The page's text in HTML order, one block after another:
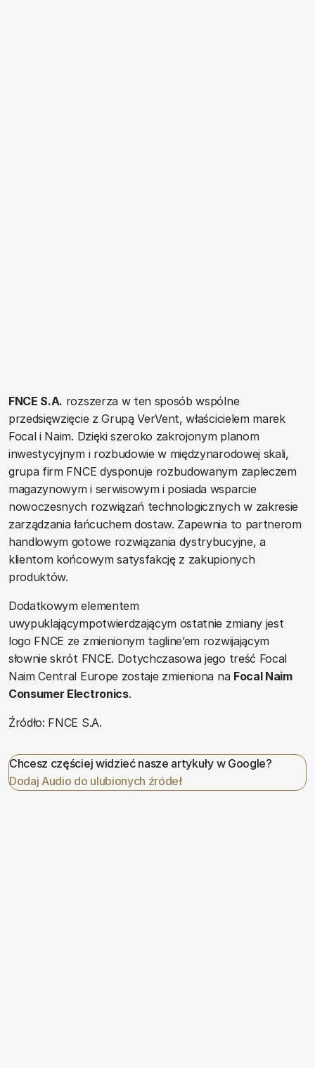
FNCE S.A. rozszerza w ten sposób wspólne
przedsięwzięcie z Grupą VerVent, właścicielem marek
Focal i Naim. Dzięki szeroko zakrojonym planom
inwestycyjnym i rozbudowie w międzynarodowej skali,
grupa firm FNCE dysponuje rozbudowanym zapleczem
magazynowym i serwisowym i posiada wsparcie
nowoczesnych rozwiązań technologicznych w zakresie
zarządzania łańcuchem dostaw. Zapewnia to partnerom
handlowym gotowe rozwiązania dystrybucyjne, a
klientom końcowym satysfakcję z zakupionych
produktów.
Dodatkowym elementem
uwypuklającympotwierdzającym ostatnie zmiany jest
logo FNCE ze zmienionym tagline’em rozwijającym
słownie skrót FNCE. Dotychczasowa jego treść Focal
Naim Central Europe zostaje zmieniona na Focal Naim
Consumer Electronics.
Źródło: FNCE S.A.
Chcesz częściej widzieć nasze artykuły w Google?
Dodaj Audio do ulubionych źródeł